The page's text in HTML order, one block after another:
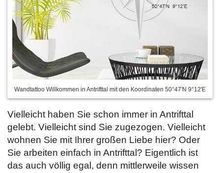
Wandtattoo Willkommen in Antrifttal mit den Koordinaten 50°47'N 9°12'E
Vielleicht haben Sie schon immer in Antrifttal
gelebt. Vielleicht sind Sie zugezogen. Vielleicht
wohnen Sie mit Ihrer großen Liebe hier? Oder
Sie arbeiten einfach in Antrifttal? Eigentlich ist
das auch völlig egal, denn mittlerweile wissen